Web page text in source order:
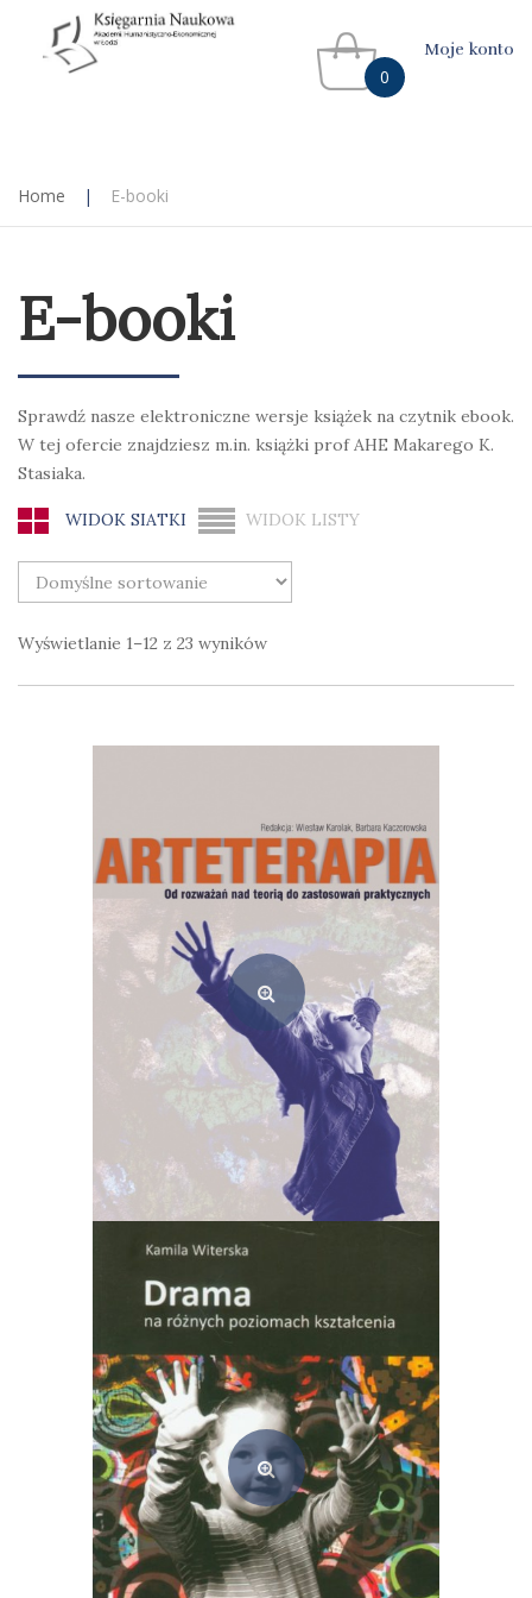
0
Moje konto
Home | E-booki
Sprawdź nasze elektroniczne wersje książek na czytnik ebook.
W tej ofercie znajdziesz m.in. książki prof AHE Makarego K.
Stasiaka.
E-booki
WIDOK SIATKI WIDOK LISTY
Wyświetlanie 1–12 z 23 wyników
Arteterapia – od rozważań nad teorią do… (e-book) PDF
45,00